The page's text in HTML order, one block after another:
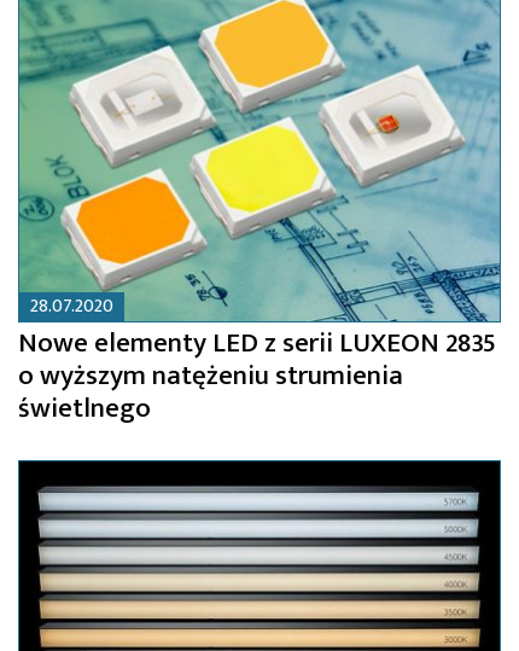
28.07.2020
Nowe elementy LED z serii LUXEON 2835
o wyższym natężeniu strumienia
świetlnego